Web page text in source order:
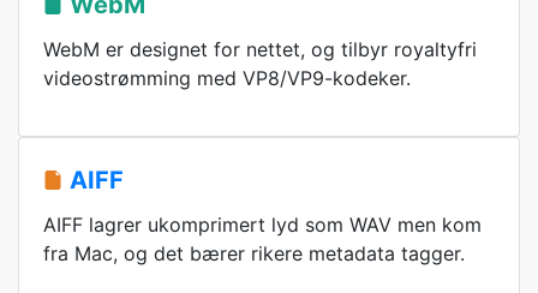
WebM er designet for nettet, og tilbyr royaltyfri
videostrømming med VP8/VP9-kodeker.
AIFF
AIFF lagrer ukomprimert lyd som WAV men kom
fra Mac, og det bærer rikere metadata tagger.